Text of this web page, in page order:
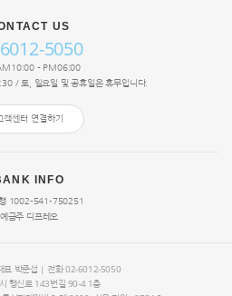
US
5050
- PM06:00
/ 토, 일요일 및 공휴일은 휴무입니다.
객센터 연결하기
INFO
1002-541-750251
예금주 디프레오
표 박준섭 | 전화 02-6012-5050
행신로 143번길 90-4 1층